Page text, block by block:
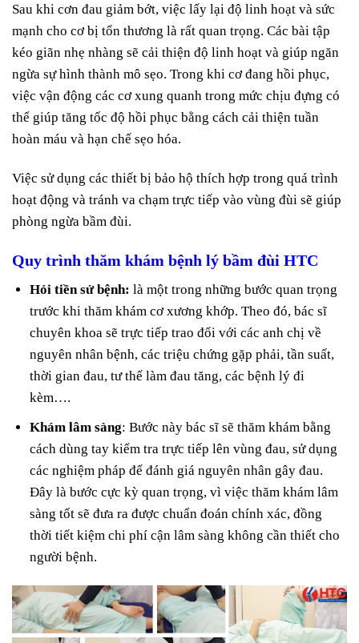
Sau khi cơn đau giảm bớt, việc lấy lại độ linh hoạt và sức
mạnh cho cơ bị tổn thương là rất quan trọng. Các bài tập
kéo giãn nhẹ nhàng sẽ cải thiện độ linh hoạt và giúp ngăn
ngừa sự hình thành mô sẹo. Trong khi cơ đang hồi phục,
việc vận động các cơ xung quanh trong mức chịu đựng có
thể giúp tăng tốc độ hồi phục bằng cách cải thiện tuần
hoàn máu và hạn chế sẹo hóa.
Việc sử dụng các thiết bị bảo hộ thích hợp trong quá trình
hoạt động và tránh va chạm trực tiếp vào vùng đùi sẽ giúp
phòng ngừa bầm đùi.
Quy trình thăm khám bệnh lý bầm đùi HTC
Hỏi tiền sử bệnh: là một trong những bước quan trọng
trước khi thăm khám cơ xương khớp. Theo đó, bác sĩ
chuyên khoa sẽ trực tiếp trao đổi với các anh chị về
nguyên nhân bệnh, các triệu chứng gặp phải, tần suất,
thời gian đau, tư thế làm đau tăng, các bệnh lý đi
kèm….
Khám lâm sàng: Bước này bác sĩ sẽ thăm khám bằng
cách dùng tay kiểm tra trực tiếp lên vùng đau, sử dụng
các nghiệm pháp để đánh giá nguyên nhân gây đau.
Đây là bước cực kỳ quan trọng, vì việc thăm khám lâm
sàng tốt sẽ đưa ra được chuẩn đoán chính xác, đồng
thời tiết kiệm chi phí cận lâm sàng không cần thiết cho
người bệnh.